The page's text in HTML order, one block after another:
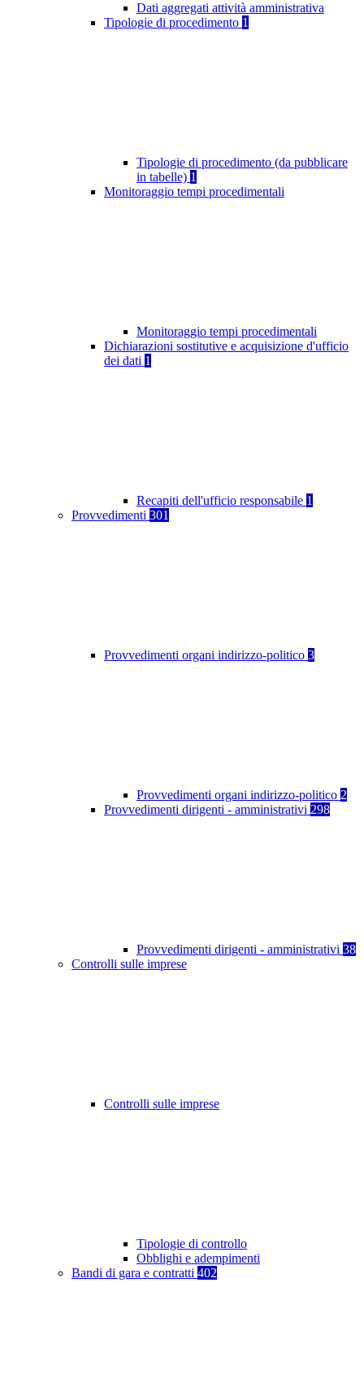
Dati aggregati attività amministrativa
Tipologie di procedimento 1
Tipologie di procedimento (da pubblicare
in tabelle) 1
Monitoraggio tempi procedimentali
Monitoraggio tempi procedimentali
Dichiarazioni sostitutive e acquisizione d'ufficio
dei dati 1
Recapiti dell'ufficio responsabile 1
Provvedimenti 301
Provvedimenti organi indirizzo-politico 3
Provvedimenti organi indirizzo-politico 2
Provvedimenti dirigenti - amministrativi 298
Provvedimenti dirigenti - amministrativi 38
Controlli sulle imprese
Controlli sulle imprese
Tipologie di controllo
Obblighi e adempimenti
Bandi di gara e contratti 402